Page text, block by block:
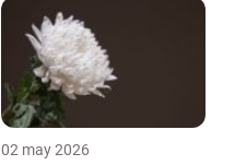
02 may 2026